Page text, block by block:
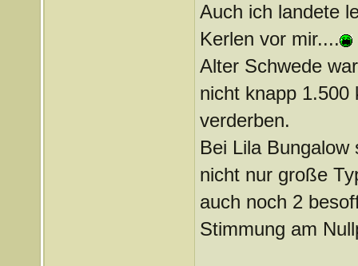
Auch ich landete
Kerlen vor mir....
Alter Schwede
nicht knapp 1.500
verderben.
Bei Lila
nicht nur große
auch noch 2
Stimmung am